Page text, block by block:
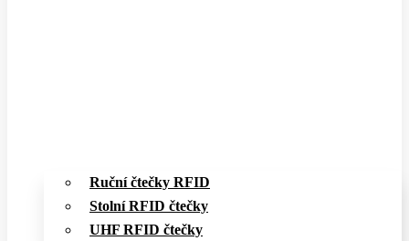
Ruční čtečky RFID
Stolní RFID čtečky
UHF RFID čtečky